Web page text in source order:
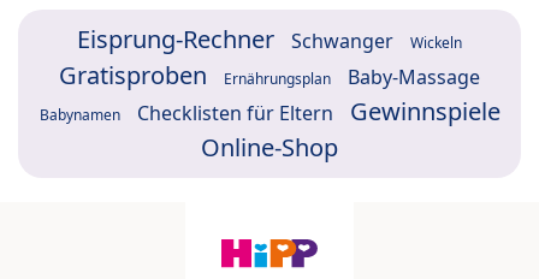
Eisprung-Rechner Schwanger Wickeln
Gratisproben Ernährungsplan Baby-Massage
Babynamen Checklisten für Eltern
Gewinnspiele
Online-Shop